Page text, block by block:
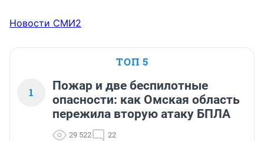
Новости СМИ2
ТОП 5
1
Пожар и две беспилотные
опасности: как Омская область
пережила вторую атаку БПЛА
29 522 22